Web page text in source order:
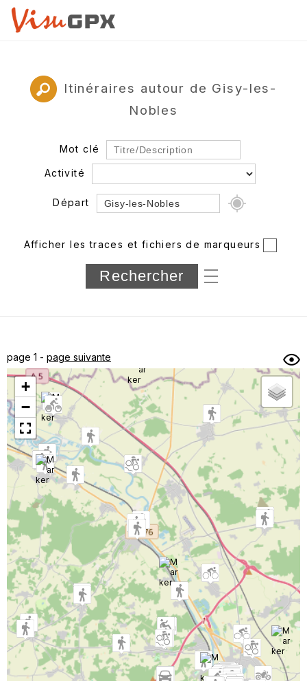
Itinéraires autour de Gisy-les-
Nobles
Mot clé
Activité
Départ
Département
Longueur min/max
sous-dossiers
Trier par
Horodatage Photos
Afficher les traces et fichiers de marqueurs
page 1 - page suivante
+
−